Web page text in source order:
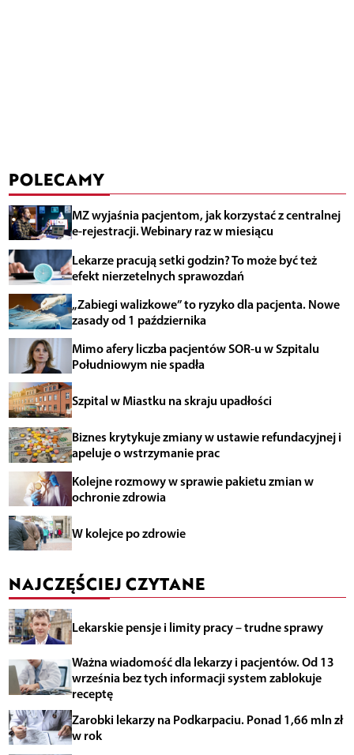
POLECAMY
MZ wyjaśnia pacjentom, jak korzystać z centralnej
e-rejestracji. Webinary raz w miesiącu
Lekarze pracują setki godzin? To może być też
efekt nierzetelnych sprawozdań
„Zabiegi walizkowe” to ryzyko dla pacjenta. Nowe
zasady od 1 października
Mimo afery liczba pacjentów SOR-u w Szpitalu
Południowym nie spadła
Szpital w Miastku na skraju upadłości
Biznes krytykuje zmiany w ustawie refundacyjnej i
apeluje o wstrzymanie prac
Kolejne rozmowy w sprawie pakietu zmian w
ochronie zdrowia
W kolejce po zdrowie
NAJCZĘŚCIEJ CZYTANE
Lekarskie pensje i limity pracy – trudne sprawy
Ważna wiadomość dla lekarzy i pacjentów. Od 13
września bez tych informacji system zablokuje
receptę
Zarobki lekarzy na Podkarpaciu. Ponad 1,66 mln zł
w rok